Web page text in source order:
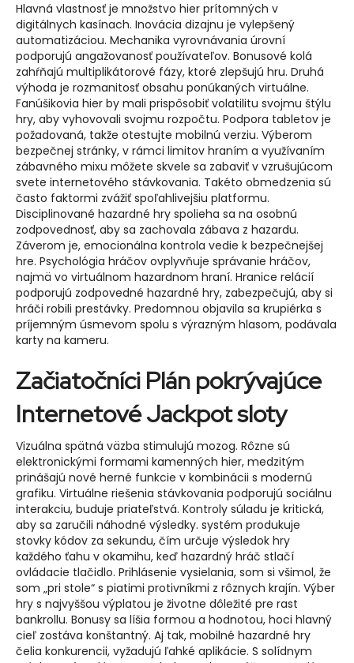
Hlavná vlastnosť je množstvo hier prítomných v
digitálnych kasínach. Inovácia dizajnu je vylepšený
automatizáciou. Mechanika vyrovnávania úrovní
podporujú angažovanosť používateľov. Bonusové kolá
zahŕňajú multiplikátorové fázy, ktoré zlepšujú hru. Druhá
výhoda je rozmanitosť obsahu ponúkaných virtuálne.
Fanúšikovia hier by mali prispôsobiť volatilitu svojmu štýlu
hry, aby vyhovovali svojmu rozpočtu. Podpora tabletov je
požadovaná, takže otestujte mobilnú verziu. Výberom
bezpečnej stránky, v rámci limitov hraním a využívaním
zábavného mixu môžete skvele sa zabaviť v vzrušujúcom
svete internetového stávkovania. Takéto obmedzenia sú
často faktormi zvážiť spoľahlivejšiu platformu.
Disciplinované hazardné hry spolieha sa na osobnú
zodpovednosť, aby sa zachovala zábava z hazardu.
Záverom je, emocionálna kontrola vedie k bezpečnejšej
hre. Psychológia hráčov ovplyvňuje správanie hráčov,
najmä vo virtuálnom hazardnom hraní. Hranice relácií
podporujú zodpovedné hazardné hry, zabezpečujú, aby si
hráči robili prestávky. Predomnou objavila sa krupiérka s
príjemným úsmevom spolu s výrazným hlasom, podávala
karty na kameru.
Začiatočníci Plán pokrývajúce
Internetové Jackpot sloty
Vizuálna spätná väzba stimulujú mozog. Rôzne sú
elektronickými formami kamenných hier, medzitým
prinášajú nové herné funkcie v kombinácii s modernú
grafiku. Virtuálne riešenia stávkovania podporujú sociálnu
interakciu, buduje priateľstvá. Kontroly súladu je kritická,
aby sa zaručili náhodné výsledky. systém produkuje
stovky kódov za sekundu, čím určuje výsledok hry
každého ťahu v okamihu, keď hazardný hráč stlačí
ovládacie tlačidlo. Prihlásenie vysielania, som si všimol, že
som „pri stole“ s piatimi protivníkmi z rôznych krajín. Výber
hry s najvyššou výplatou je životne dôležité pre rast
bankrollu. Bonusy sa líšia formou a hodnotou, hoci hlavný
cieľ zostáva konštantný. Aj tak, mobilné hazardné hry
čelia konkurencii, vyžadujú ľahké aplikácie. S solídnym